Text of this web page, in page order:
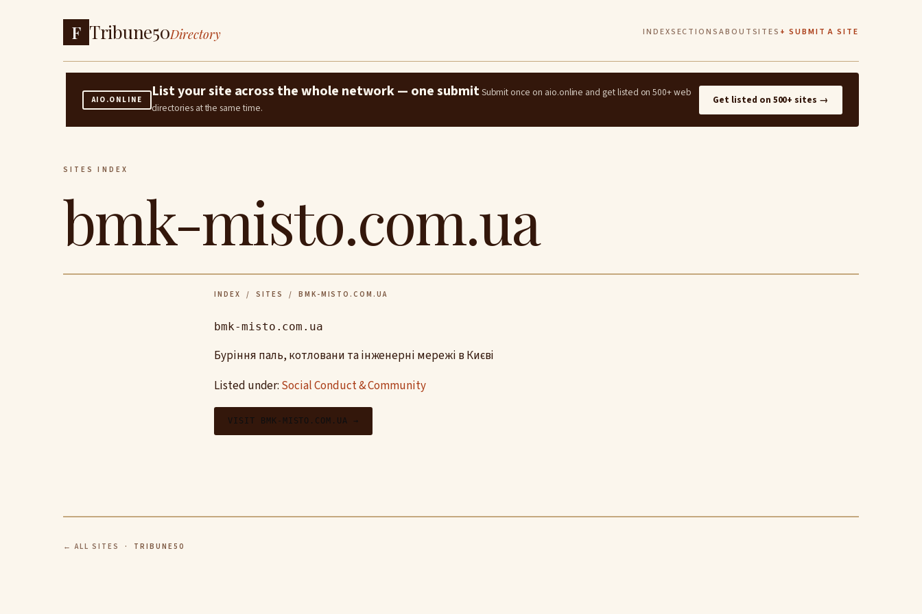
F Tribune50Directory INDEXSECTIONSABOUTSITES + SUBMIT A SITE
AIO.ONLINE List your site across the whole network — one submitSubmit once on aio.online and get listed on 500+ web
directories at the same time.
Get listed on 500+ sites →
SITES INDEX
bmk-misto.com.ua
INDEX / SITES / BMK-MISTO.COM.UA
bmk-misto.com.ua
Буріння паль, котловани та інженерні мережі в Києві
Listed under: Social Conduct & Community
VISIT BMK-MISTO.COM.UA →
← ALL SITES · TRIBUNE50